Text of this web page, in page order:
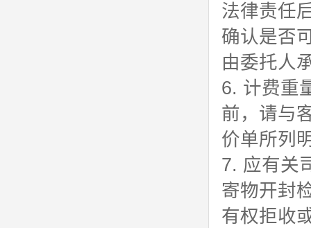
法律责任
确认是否
由委托人
6. 计费重
前，请与
价单所列
7. 应有关
寄物开封
有权拒收